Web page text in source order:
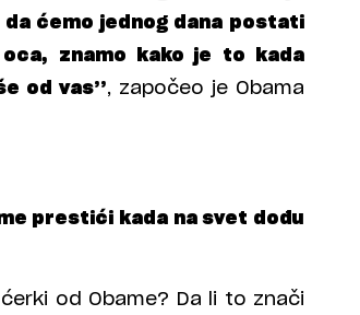
ćemo jednog dana postati
znamo kako je to kada
od vas’’, započeo je Obama
prestići kada na svet dođu
od Obame? Da li to znači